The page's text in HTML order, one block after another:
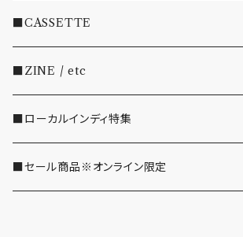
・EMO/PUNK/POST HC
・SHOEGAZE/DREAMPOP/POST ROCK
・OTHER(LOUD/JUNK/RAP/ etc...)
■CASSETTE
■ZINE / etc
■ローカルインディ特集
■セール商品※オンライン限定